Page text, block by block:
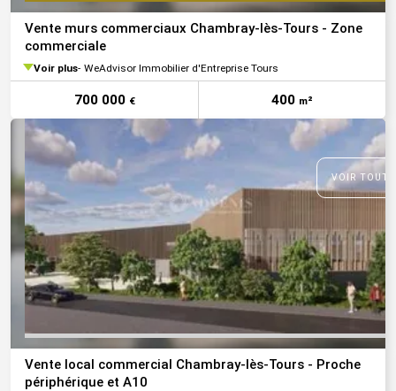
Vente murs commerciaux Chambray-lès-Tours - Zone
commerciale
Voir plus WeAdvisor Immobilier d'Entreprise Tours
700 000 € 400 m²
VOIR
Vente local commercial Chambray-lès-Tours - Proche
périphérique et A10